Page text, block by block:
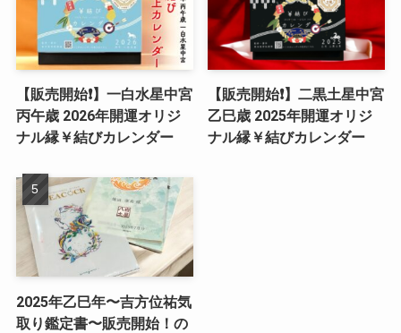
【販売開始❗️】一白水星中宮
丙午歳 2026年開運オリジ
ナル縁￥結びカレンダー
【販売開始❗️】二黒土星中宮
乙巳歳 2025年開運オリジ
ナル縁￥結びカレンダー
2025年乙巳年〜吉方位祐気
取り鑑定書〜販売開始！の